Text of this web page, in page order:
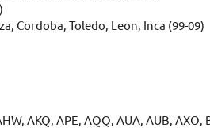
Cordoba, Toledo, Leon, Inca (99-09)
AKQ, APE, AQQ, AUA, AUB, AXO,